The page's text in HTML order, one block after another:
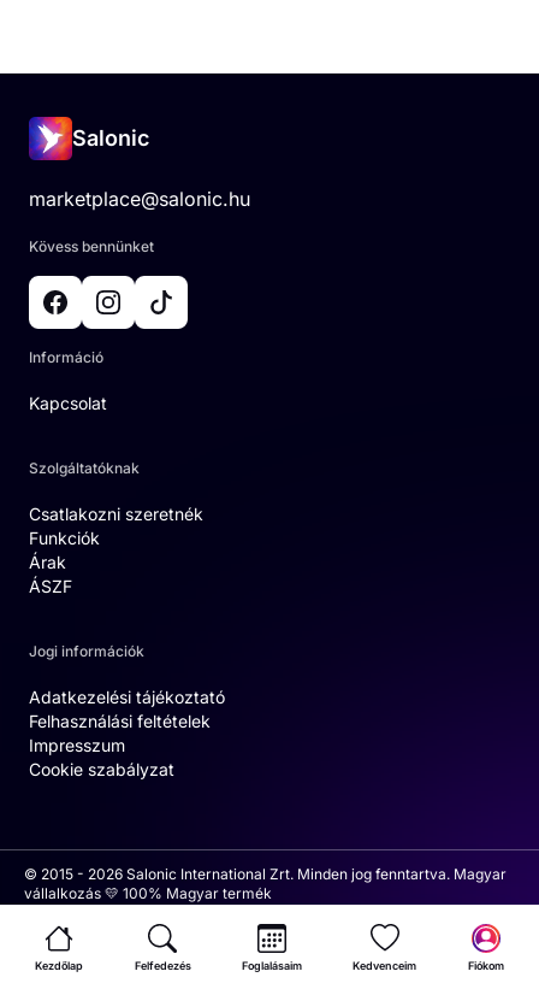
Salonic
marketplace@salonic.hu
Kövess bennünket
Információ
Kapcsolat
Szolgáltatóknak
Csatlakozni szeretnék
Funkciók
Árak
ÁSZF
Jogi információk
Adatkezelési tájékoztató
Felhasználási feltételek
Impresszum
Cookie szabályzat
© 2015 - 2026 Salonic International Zrt. Minden jog fenntartva. Magyar
vállalkozás 💛 100% Magyar termék
Kezdőlap Felfedezés Foglalásaim Kedvenceim Fiókom